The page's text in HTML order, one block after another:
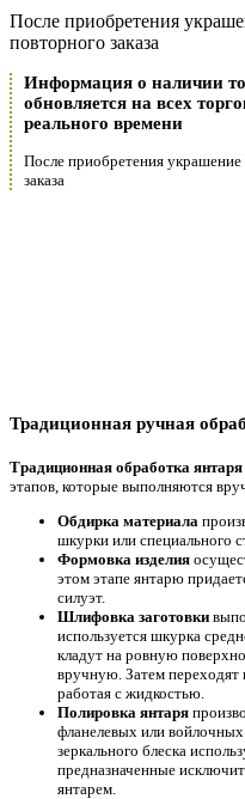
После приобретения
повторного заказа
Информация о наличии
обновляется на всех
реального времени
После приобретения
заказа
Традиционная ручная
Традиционная обработка янтаря
этапов, которые выполняются
Обдирка материала
шкурки или специального
Формовка изделия
этом этапе янтарю
силуэт.
Шлифовка заготовки
используется шкурка
кладут на ровную
вручную. Затем переходят
работая с жидкостью.
Полировка янтаря
фланелевых или
зеркального блеска
предназначенные
янтарем.